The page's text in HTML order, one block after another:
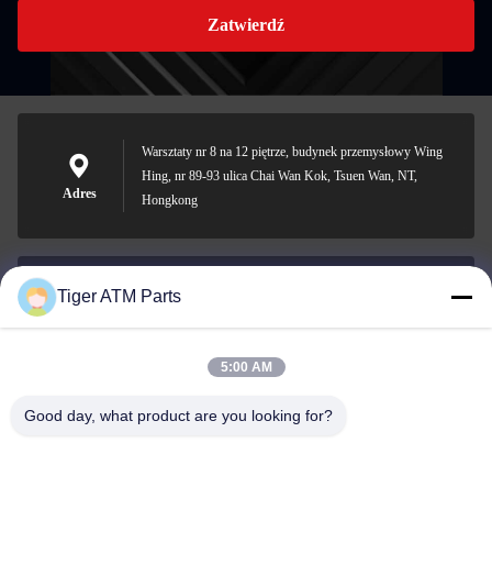
Zatwierdź
Adres
Warsztaty nr 8 na 12 piętrze, budynek przemysłowy Wing
Hing, nr 89-93 ulica Chai Wan Kok, Tsuen Wan, NT,
Hongkong
Wiadomość
Tiger ATM Parts
5:00 AM
Good day, what product are you looking for?